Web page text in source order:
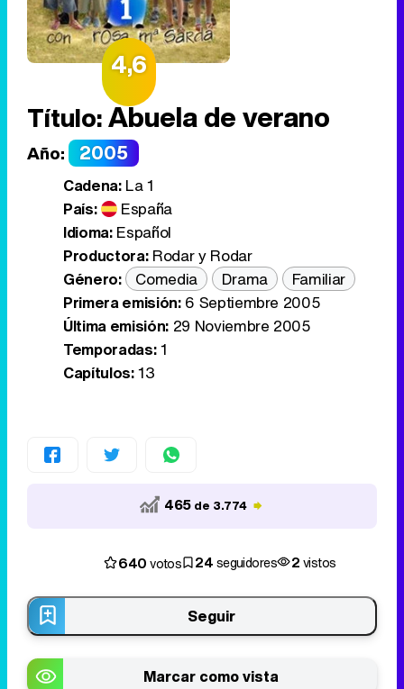
4,6
Título:Abuela de verano
Año: 2005
Cadena:La 1
País:
España
Idioma: Español
Productora: Rodar y Rodar
Género:
Comedia Drama
Familiar
Primera emisión:6 Septiembre 2005
Última emisión:29 Noviembre 2005
Temporadas:1
Capítulos:13
465 de 3.774
640votos 24seguidores 2vistos
Seguir
Marcar como vista